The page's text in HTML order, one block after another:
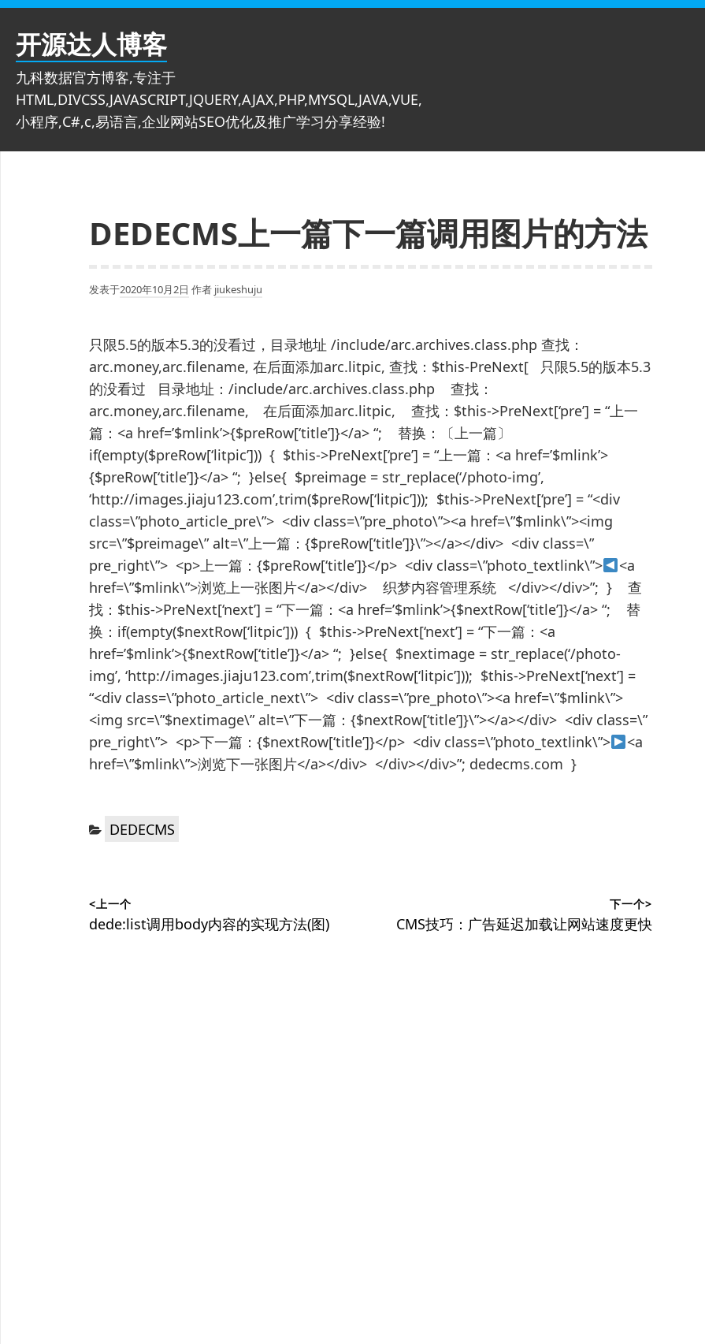
跳
开源达人博客
九科数据官方博客,专注于
HTML,DIVCSS,JAVASCRIPT,JQUERY,AJAX,PHP,MYSQL,JAVA,VUE,
小程序,C#,c,易语言,企业网站SEO优化及推广学习分享经验!
DEDECMS上一篇下一篇调用图片的方法
发表于2020年10月2日 作者 jiukeshuju
只限5.5的版本5.3的没看过，目录地址 /include/arc.archives.class.php 查找：
arc.money,arc.filename, 在后面添加arc.litpic, 查找：$this-PreNext[ 只限5.5的版本5.3
的没看过 目录地址：/include/arc.archives.class.php 查找：
arc.money,arc.filename, 在后面添加arc.litpic, 查找：$this->PreNext[‘pre’] = “上一
篇：<a href=’$mlink’>{$preRow[‘title’]}</a> “; 替换：〔上一篇〕
if(empty($preRow[‘litpic’])) { $this->PreNext[‘pre’] = “上一篇：<a href=’$mlink’>
{$preRow[‘title’]}</a> “; }else{ $preimage = str_replace(‘/photo-img’,
‘http://images.jiaju123.com’,trim($preRow[‘litpic’])); $this->PreNext[‘pre’] = “<div
class=\”photo_article_pre\”> <div class=\”pre_photo\”><a href=\”$mlink\”><img
src=\”$preimage\” alt=\”上一篇：{$preRow[‘title’]}\”></a></div> <div class=\”
pre_right\”> <p>上一篇：{$preRow[‘title’]}</p> <div class=\”photo_textlink\”>
<a
href=\”$mlink\”>浏览上一张图片</a></div> 织梦内容管理系统 </div></div>”; } 查
找：$this->PreNext[‘next’] = “下一篇：<a href=’$mlink’>{$nextRow[‘title’]}</a> “; 替
换：if(empty($nextRow[‘litpic’])) { $this->PreNext[‘next’] = “下一篇：<a
href=’$mlink’>{$nextRow[‘title’]}</a> “; }else{ $nextimage = str_replace(‘/photo-
img’, ‘http://images.jiaju123.com’,trim($nextRow[‘litpic’])); $this->PreNext[‘next’] =
“<div class=\”photo_article_next\”> <div class=\”pre_photo\”><a href=\”$mlink\”>
<img src=\”$nextimage\” alt=\”下一篇：{$nextRow[‘title’]}\”></a></div> <div class=\”
pre_right\”> <p>下一篇：{$nextRow[‘title’]}</p> <div class=\”photo_textlink\”>
<a
href=\”$mlink\”>浏览下一张图片</a></div> </div></div>”; dedecms.com }
分 DEDECMS
章
<上一个
上
dede:list调用body内容的实现方法(图)
下一个>
下
CMS技巧：广告延迟加载让网站速度更快